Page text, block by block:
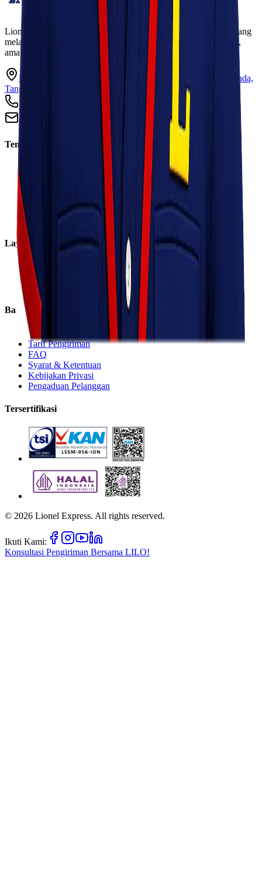
Lionel Express adalah perusahaan jasa pengiriman terpercaya yang
melayani pengiriman barang ke seluruh Indonesia dengan cepat,
aman, dan harga kompetitif.
Ruko Garden Square Blok G No. 11-12 Jurumudi baru, Benda,
Tangerang, Banten 15124
+62 813 8838 8182
info@lionelexpress.com
Tentang Kami
Informasi
Layanan
Express
Regular
Eco
Bantuan
Lacak Kiriman
Tarif Pengiriman
FAQ
Syarat & Ketentuan
Kebijakan Privasi
Pengaduan Pelanggan
Tersertifikasi
© 2026 Lionel Express. All rights reserved.
Ikuti Kami:
Konsultasi Pengiriman Bersama LILO!